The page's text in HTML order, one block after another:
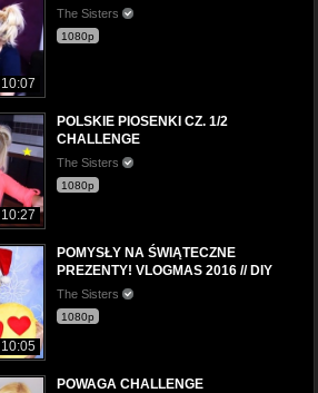
10:07
The Sisters
1080p
10:27
POLSKIE PIOSENKI CZ. 1/2
CHALLENGE
The Sisters
1080p
10:05
POMYSŁY NA ŚWIĄTECZNE
PREZENTY! VLOGMAS 2016 // DIY
The Sisters
1080p
POWAGA CHALLENGE